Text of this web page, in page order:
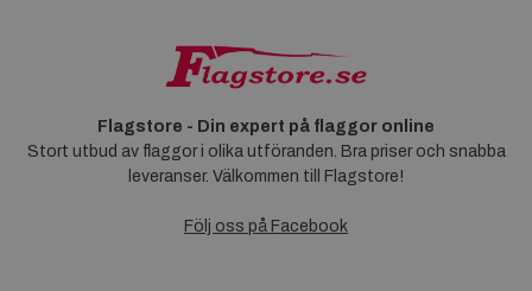
Flagstore - Din expert på flaggor online
Stort utbud av flaggor i olika utföranden. Bra priser och snabba
leveranser. Välkommen till Flagstore!
Följ oss på Facebook